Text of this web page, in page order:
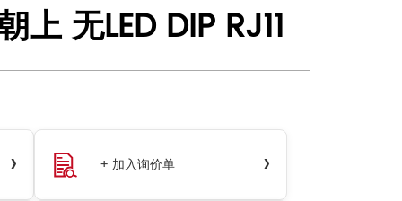
上 无LED DIP RJ11
› + 加入询价单
›